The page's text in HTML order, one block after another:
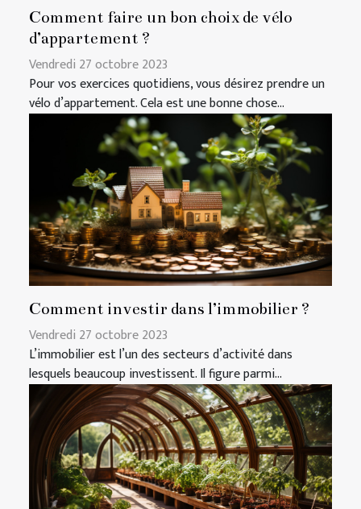
Comment faire un bon choix de vélo
d’appartement ?
Vendredi 27 octobre 2023
Pour vos exercices quotidiens, vous désirez prendre un
vélo d’appartement. Cela est une bonne chose...
Comment investir dans l’immobilier ?
Vendredi 27 octobre 2023
L’immobilier est l’un des secteurs d’activité dans
lesquels beaucoup investissent. Il figure parmi...